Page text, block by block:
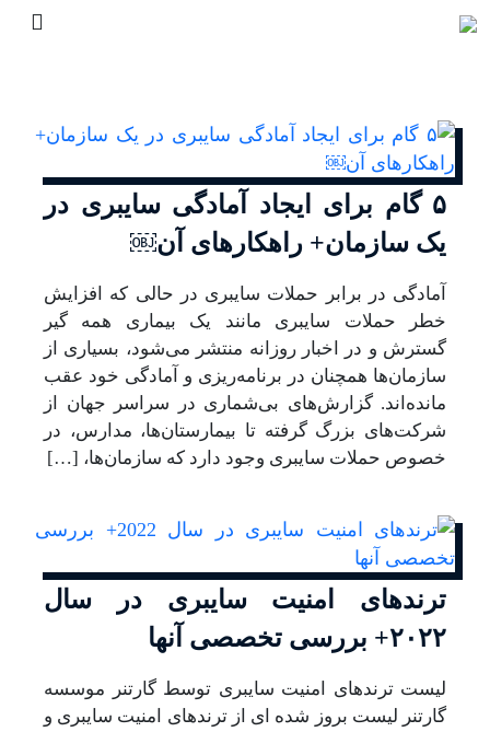
۵ گام برای ایجاد آمادگی سایبری در
یک سازمان+ راهکارهای آن￼
آمادگی در برابر حملات سایبری در حالی که افزایش
خطر حملات سایبری مانند یک بیماری همه گیر
گسترش و در اخبار روزانه منتشر می‌شود، بسیاری از
سازمان‌ها همچنان در برنامه‌ریزی و آمادگی خود عقب
مانده‌اند. گزارش‌های بی‌شماری در سراسر جهان از
شرکت‌های بزرگ گرفته تا بیمارستان‌ها، مدارس، در
خصوص حملات سایبری وجود دارد که سازمان‌ها، […]
ترندهای امنیت سایبری در سال
۲۰۲۲+ بررسی تخصصی آنها
لیست ترندهای امنیت سایبری توسط گارتنر موسسه
گارتنر لیست بروز شده ای از ترندهای امنیت سایبری و